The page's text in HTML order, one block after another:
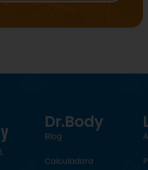
Dr.Body
Blog
Calculadora